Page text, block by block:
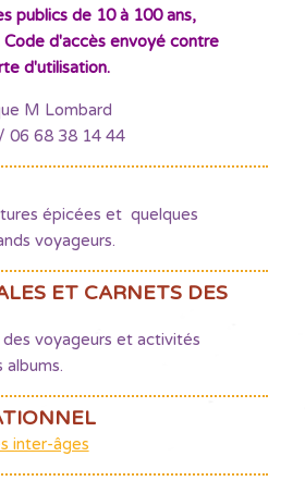
publics de 10 à 100 ans,
Code d'accès envoyé contre
d'utilisation.
M Lombard
06 68 38 14 44
épicées et quelques
voyageurs.
ET CARNETS DES
des voyageurs et activités
albums.
inter-âges